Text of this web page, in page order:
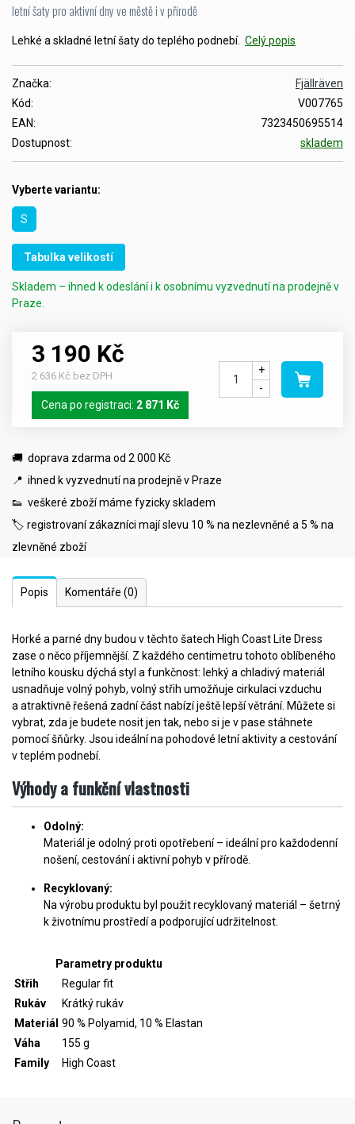
letní šaty pro aktivní dny ve městě i v přírodě
Lehké a skladné letní šaty do teplého podnebí. Celý popis
Fjällräven
Značka:
V007765
Kód:
7323450695514
EAN:
skladem
Dostupnost:
Vyberte variantu:
S
Tabulka velikostí
Skladem – ihned k odeslání i k osobnímu vyzvednutí na prodejně v
Praze.
3 190 Kč
2 636 Kč bez DPH
Cena po registraci: 2 871 Kč
+
-
🚚 doprava zdarma od 2 000 Kč
📍 ihned k vyzvednutí na prodejně v Praze
👟 veškeré zboží máme fyzicky skladem
🏷️ registrovaní zákazníci mají slevu 10 % na nezlevněné a 5 % na
zlevněné zboží
Popis Komentáře (0)
Horké a parné dny budou v těchto šatech High Coast Lite Dress
zase o něco příjemnější. Z každého centimetru tohoto oblíbeného
letního kousku dýchá styl a funkčnost: lehký a chladivý materiál
usnadňuje volný pohyb, volný střih umožňuje cirkulaci vzduchu
a atraktivně řešená zadní část nabízí ještě lepší větrání. Můžete si
vybrat, zda je budete nosit jen tak, nebo si je v pase stáhnete
pomocí šňůrky. Jsou ideální na pohodové letní aktivity a cestování
v teplém podnebí.
Výhody a funkční vlastnosti
Odolný:
Materiál je odolný proti opotřebení – ideální pro každodenní
nošení, cestování i aktivní pohyb v přírodě.
Recyklovaný:
Na výrobu produktu byl použit recyklovaný materiál – šetrný
k životnímu prostředí a podporující udržitelnost.
Parametry produktu
Střih
Regular fit
Rukáv
Krátký rukáv
Materiál 90 % Polyamid, 10 % Elastan
Váha
155 g
Family
High Coast